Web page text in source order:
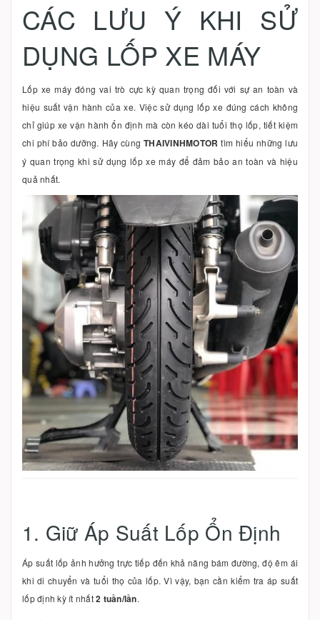
CÁC LƯU Ý KHI SỬ
DỤNG LỐP XE MÁY
Lốp xe máy đóng vai trò cực kỳ quan trọng đối với sự an toàn và
hiệu suất vận hành của xe. Việc sử dụng lốp xe đúng cách không
chỉ giúp xe vận hành ổn định mà còn kéo dài tuổi thọ lốp, tiết kiệm
chi phí bảo dưỡng. Hãy cùngTHAIVINHMOTOR tìm hiểu những lưu
ý quan trọng khi sử dụng lốp xe máy để đảm bảo an toàn và hiệu
quả nhất.
1. Giữ Áp Suất Lốp Ổn Định
Áp suất lốp ảnh hưởng trực tiếp đến khả năng bám đường, độ êm ái
khi di chuyển và tuổi thọ của lốp. Vì vậy, bạn cần kiểm tra áp suất
lốp định kỳ ít nhất2 tuần/lần.